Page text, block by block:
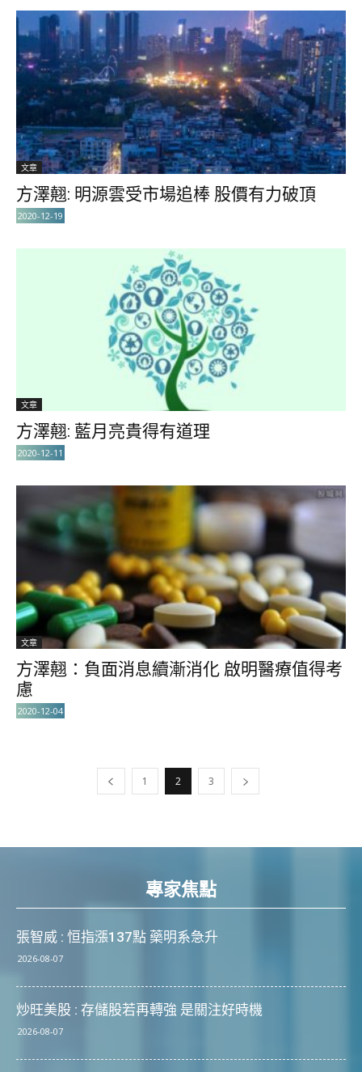
文章
方澤翹: 明源雲受市場追棒 股價有力破頂
2020-12-19
文章
方澤翹: 藍月亮貴得有道理
2020-12-11
文章
方澤翹：負面消息續漸消化 啟明醫療值得考
慮
2020-12-04
1 2 3
專家焦點
張智威 : 恒指漲137點 藥明系急升
2026-08-07
炒旺美股 : 存儲股若再轉強 是關注好時機
2026-08-07